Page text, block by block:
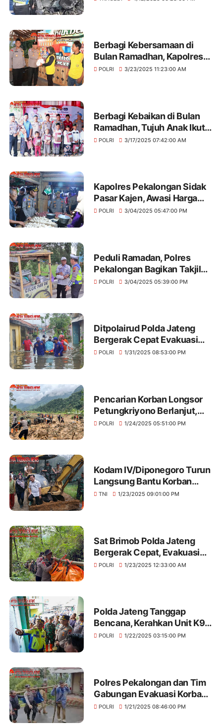
Berbagi Kebersamaan di
Bulan Ramadhan, Kapolres
Pekalongan Buka Puasa
POLRI 3/23/2025 11:23:00 AM
Berbagi Kebaikan di Bulan
Ramadhan, Tujuh Anak Ikuti
Sunat Ceria Bersama
POLRI 3/17/2025 07:42:00 AM
Kapolres Pekalongan Sidak
Pasar Kajen, Awasi Harga
Bapokting Jelang Ramadan
POLRI 3/04/2025 05:47:00 PM
Peduli Ramadan, Polres
Pekalongan Bagikan Takjil
Gratis
POLRI 3/04/2025 05:39:00 PM
Ditpolairud Polda Jateng
Bergerak Cepat Evakuasi
Warga Terdampak Banjir di
POLRI 1/31/2025 08:53:00 PM
Pencarian Korban Longsor
Petungkriyono Berlanjut,
Satu Korban Lagi Ditemukan,
POLRI 1/24/2025 05:51:00 PM
Kodam IV/Diponegoro Turun
Langsung Bantu Korban
Bencana di Pekalongan,
TNI 1/23/2025 09:01:00 PM
Sat Brimob Polda Jateng
Bergerak Cepat, Evakuasi
Korban Longsor dan Dirikan
POLRI 1/23/2025 12:33:00 AM
Polda Jateng Tanggap
Bencana, Kerahkan Unit K9
dan Ekskavator Tangani
POLRI 1/22/2025 03:15:00 PM
Polres Pekalongan dan Tim
Gabungan Evakuasi Korban
Longsor di Petungkriyono,
POLRI 1/21/2025 08:46:00 PM